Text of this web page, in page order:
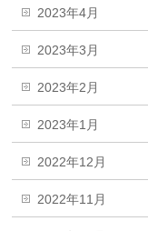
2023年4月
2023年3月
2023年2月
2023年1月
2022年12月
2022年11月